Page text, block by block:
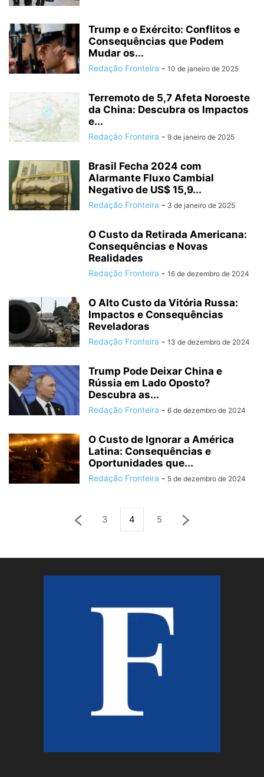
Trump e o Exército: Conflitos e
Consequências que Podem
Mudar os...
Redação Fronteira - 10 de janeiro de 2025
Terremoto de 5,7 Afeta Noroeste
da China: Descubra os Impactos
e...
Redação Fronteira - 9 de janeiro de 2025
Brasil Fecha 2024 com
Alarmante Fluxo Cambial
Negativo de US$ 15,9...
Redação Fronteira - 3 de janeiro de 2025
O Custo da Retirada Americana:
Consequências e Novas
Realidades
Redação Fronteira - 16 de dezembro de 2024
O Alto Custo da Vitória Russa:
Impactos e Consequências
Reveladoras
Redação Fronteira - 13 de dezembro de 2024
Trump Pode Deixar China e
Rússia em Lado Oposto?
Descubra as...
Redação Fronteira - 6 de dezembro de 2024
O Custo de Ignorar a América
Latina: Consequências e
Oportunidades que...
Redação Fronteira - 5 de dezembro de 2024
3 4 5